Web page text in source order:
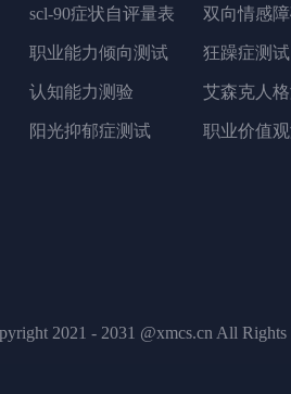
scl-90症状自评量表 双向情感
职业能力倾向测试 狂躁症测试
认知能力测验 艾森克人
阳光抑郁症测试 职业价值
2021 - 2031 @xmcs.cn All Rights